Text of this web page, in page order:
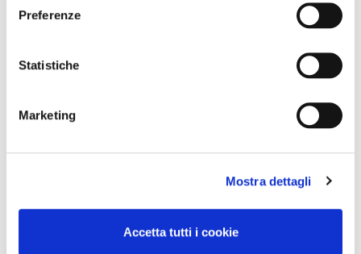
Preferenze
Statistiche
Marketing
Mostra dettagli
Accetta tutti i cookie